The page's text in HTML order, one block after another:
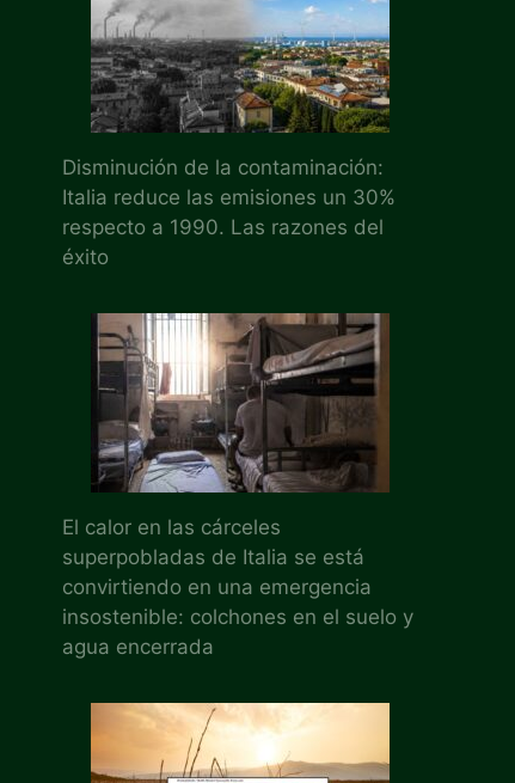
Disminución de la contaminación:
Italia reduce las emisiones un 30%
respecto a 1990. Las razones del
éxito
El calor en las cárceles
superpobladas de Italia se está
convirtiendo en una emergencia
insostenible: colchones en el suelo y
agua encerrada